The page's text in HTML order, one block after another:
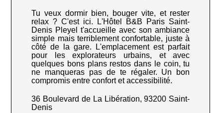
Tu veux dormir bien, bouger vite, et rester
relax ? C'est ici. L'Hôtel B&B Paris Saint-
Denis Pleyel t'accueille avec son ambiance
simple mais terriblement confortable, juste à
côté de la gare. L'emplacement est parfait
pour les explorateurs urbains, et avec
quelques bons plans restos dans le coin, tu
ne manqueras pas de te régaler. Un bon
compromis entre confort et accessibilité.
36 Boulevard de La Libération, 93200 Saint-
Denis